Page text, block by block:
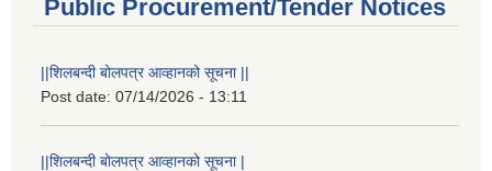
Public Procurement/Tender Notices
||शिलबन्दी बोलपत्र आव्हानको सूचना ||
Post date: 07/14/2026 - 13:11
||शिलबन्दी बोलपत्र आव्हानको सूचना |